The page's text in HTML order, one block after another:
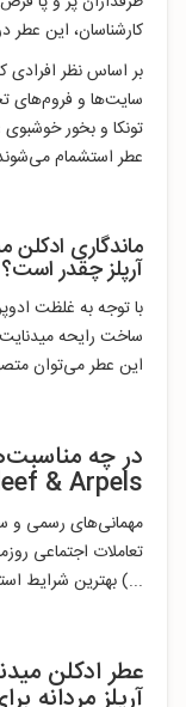
کارشناسان، این عطر
بر اساس نظر افرادی
سایت‌ها و فروم‌های
تونکا و بخور خوشبوی
عطر استشمام
ماندگاری
آرپلز چقدر است؟
با توجه به غلظت
ساخت رایحه میدنایت
این عطر می‌توان
& Arpels
مهمانی‌های رسمی و
تعاملات اجتماعی
...) بهترین شرایط
عطر ادکلن